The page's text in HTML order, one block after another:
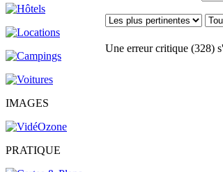
IMAGES
PRATIQUE
Une erreur critique (328)